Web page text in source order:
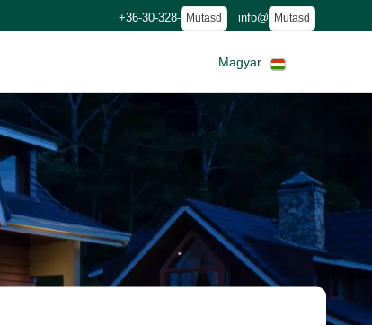
+36-30-328- Mutasd info@ Mutasd
Magyar